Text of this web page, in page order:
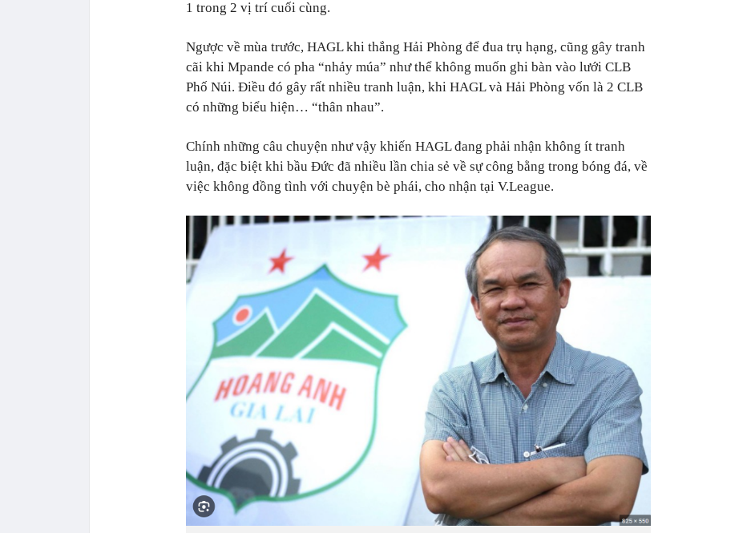
1 trong 2 vị trí cuối cùng.
Ngược về mùa trước, HAGL khi thắng Hải Phòng để đua trụ hạng, cũng gây tranh
cãi khi Mpande có pha “nhảy múa” như thể không muốn ghi bàn vào lưới CLB
Phố Núi. Điều đó gây rất nhiều tranh luận, khi HAGL và Hải Phòng vốn là 2 CLB
có những biểu hiện… “thân nhau”.
Chính những câu chuyện như vậy khiến HAGL đang phải nhận không ít tranh
luận, đặc biệt khi bầu Đức đã nhiều lần chia sẻ về sự công bằng trong bóng đá, về
việc không đồng tình với chuyện bè phái, cho nhận tại V.League.